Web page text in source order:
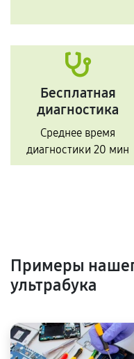
Бесплатная
диагностика
Среднее время
диагностики 20 мин
Примеры
ультрабука